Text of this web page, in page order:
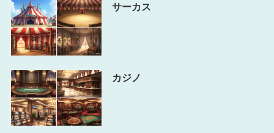
サーカス
カジノ